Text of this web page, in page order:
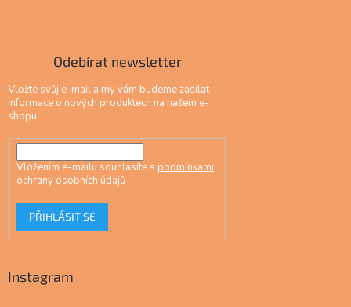
Odebírat newsletter
Vložte svůj e-mail a my vám budeme zasílat
informace o nových produktech na našem e-
shopu.
Vložením e-mailu souhlasíte s podmínkami
ochrany osobních údajů
PŘIHLÁSIT SE
Instagram